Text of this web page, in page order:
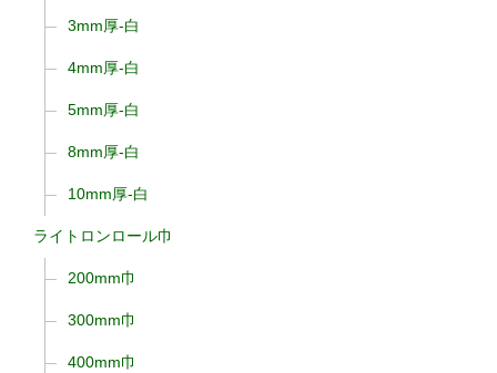
3mm厚-白
4mm厚-白
5mm厚-白
8mm厚-白
10mm厚-白
ライトロンロール巾
200mm巾
300mm巾
400mm巾